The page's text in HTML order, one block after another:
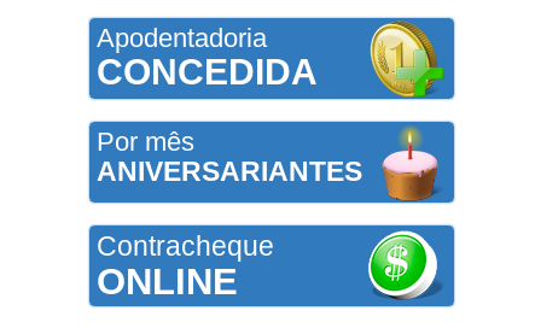
Apodentadoria
CONCEDIDA
Por mês
ANIVERSARIANTES
Contracheque
ONLINE